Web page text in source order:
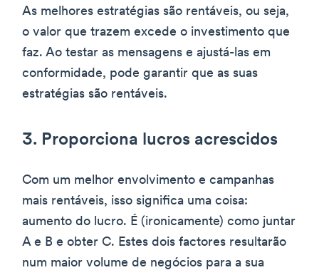
As melhores estratégias são rentáveis, ou seja,
o valor que trazem excede o investimento que
faz. Ao testar as mensagens e ajustá-las em
conformidade, pode garantir que as suas
estratégias são rentáveis.
3. Proporciona lucros acrescidos
Com um melhor envolvimento e campanhas
mais rentáveis, isso significa uma coisa:
aumento do lucro. É (ironicamente) como juntar
A e B e obter C. Estes dois factores resultarão
num maior volume de negócios para a sua